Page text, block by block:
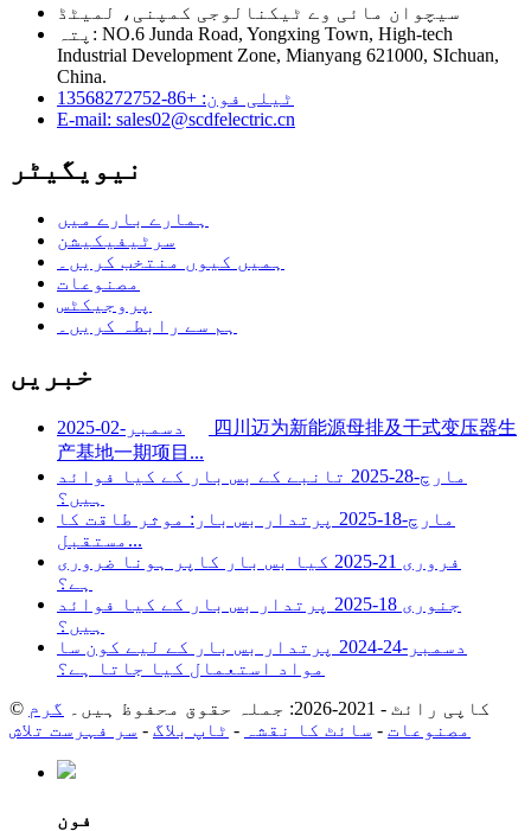
سیچوان مائی وے ٹیکنالوجی کمپنی، لمیٹڈ
پتہ: NO.6 Junda Road, Yongxing Town, High-tech
Industrial Development Zone, Mianyang 621000, SIchuan,
China.
ٹیلی فون: +86-13568272752
E-mail: sales02@scdfelectric.cn
نیویگیٹر
ہمارے بارے میں
سرٹیفیکیشن
ہمیں کیوں منتخب کریں۔
مصنوعات
پروجیکٹس
ہم سے رابطہ کریں۔
خبریں
دسمبر-02-2025
四川迈为新能源母排及干式变压器生
产基地一期项目...
مارچ-28-2025
تانبے کے بس بار کے کیا فوائد
ہیں؟
مارچ-18-2025
پرتدار بس بار: موثر طاقت کا
مستقبل...
فروری 21-2025
کیا بس بار کاپر ہونا ضروری
ہے؟
جنوری 18-2025
پرتدار بس بار کے کیا فوائد
ہیں؟
دسمبر-24-2024
پرتدار بس بار کے لیے کون سا
مواد استعمال کیا جاتا ہے؟
© کاپی رائٹ - 2021-2026: جملہ حقوق محفوظ ہیں۔
گرم
مصنوعات - سائٹ کا نقشہ - ٹاپ بلاگ - سر فہرست تلاش
فون